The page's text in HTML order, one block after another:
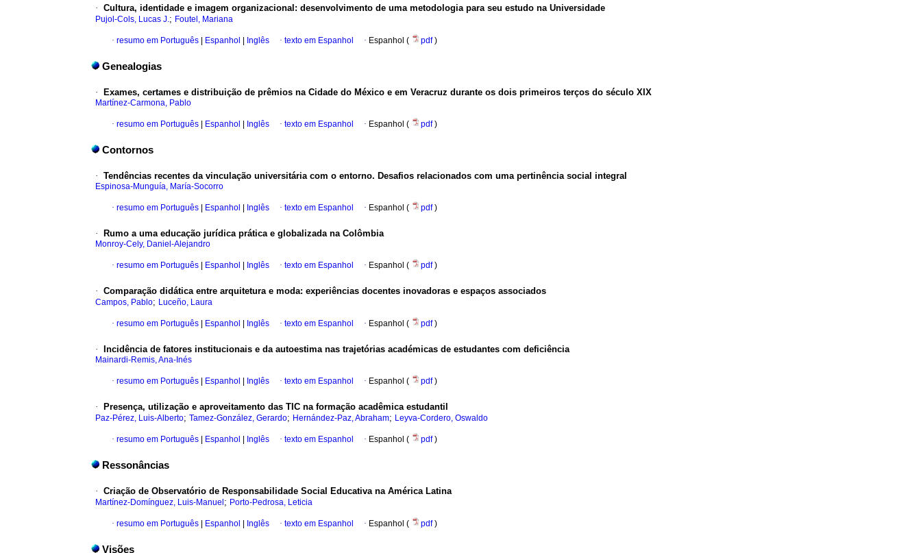
· Cultura, identidade e imagem organizacional: desenvolvimento de uma metodologia para seu estudo na Universidade
Pujol-Cols, Lucas J.; Foutel, Mariana
· resumo em Português Espanhol Inglês · texto em Espanhol · Espanhol ( pdf)
Genealogias
· Exames, certames e distribuição de prêmios na Cidade do México e em Veracruz durante os dois primeiros terços do século XIX
Martínez-Carmona, Pablo
· resumo em Português Espanhol Inglês · texto em Espanhol · Espanhol ( pdf)
Contornos
· Tendências recentes da vinculação universitária com o entorno. Desafios relacionados com uma pertinência social integral
Espinosa-Munguía, María-Socorro
· resumo em Português Espanhol Inglês · texto em Espanhol · Espanhol ( pdf)
· Rumo a uma educação jurídica prática e globalizada na Colômbia
Monroy-Cely, Daniel-Alejandro
· resumo em Português Espanhol Inglês · texto em Espanhol · Espanhol ( pdf)
· Comparação didática entre arquitetura e moda: experiências docentes inovadoras e espaços associados
Campos, Pablo; Luceño, Laura
· resumo em Português Espanhol Inglês · texto em Espanhol · Espanhol ( pdf)
· Incidência de fatores institucionais e da autoestima nas trajetórias académicas de estudantes com deficiência
Mainardi-Remis, Ana-Inés
· resumo em Português Espanhol Inglês · texto em Espanhol · Espanhol ( pdf)
· Presença, utilização e aproveitamento das TIC na formação acadêmica estudantil
Paz-Pérez, Luis-Alberto; Tamez-González, Gerardo; Hernández-Paz, Abraham; Leyva-Cordero, Oswaldo
· resumo em Português Espanhol Inglês · texto em Espanhol · Espanhol ( pdf)
Ressonâncias
· Criação de Observatório de Responsabilidade Social Educativa na América Latina
Martínez-Domínguez, Luis-Manuel ; Porto-Pedrosa, Leticia
· resumo em Português Espanhol Inglês · texto em Espanhol · Espanhol ( pdf)
Visões